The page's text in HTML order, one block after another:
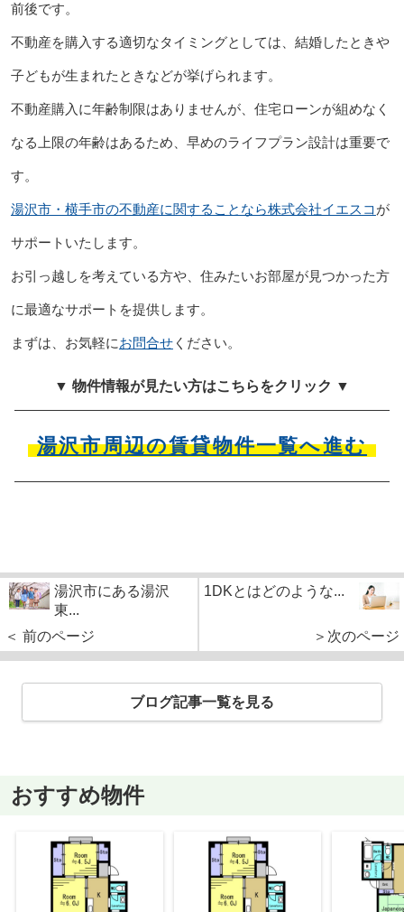
前後です。
不動産を購入する適切なタイミングとしては、結婚したときや
子どもが生まれたときなどが挙げられます。
不動産購入に年齢制限はありませんが、住宅ローンが組めなく
なる上限の年齢はあるため、早めのライフプラン設計は重要で
す。
湯沢市・横手市の不動産に関することなら株式会社イエスコ が
サポートいたします。
お引っ越しを考えている方や、住みたいお部屋が見つかった方
に最適なサポートを提供します。
まずは、お気軽にお問合せください。
▼ 物件情報が見たい方はこちらをクリック ▼
湯沢市周辺の賃貸物件一覧へ進む
湯沢市にある湯沢
東...
＜ 前のページ
1DKとはどのような...
＞次のページ
ブログ記事一覧を見る
おすすめ物件